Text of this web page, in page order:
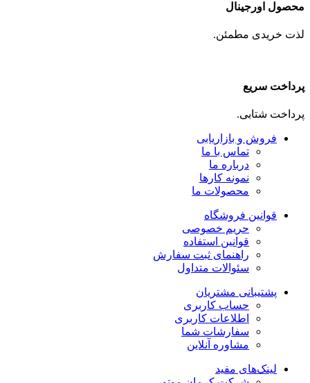
محصول اورجینال
لذت خریدی مطمئن.
پرداخت سریع
پرداخت شتابی.
فروش و بازاریابی
تماس با ما
درباره ما
نمونه کارها
محصولات ما
قوانین فروشگاه
حریم خصوصی
قوانین استفاده
راهنمای ثبت سفارش
سئوالات متداول
پشتیبانی مشتریان
حساب کاربری
اطلاعات کاربری
سفارشات شما
مشاوره آنلاین
لینک‌های مفید